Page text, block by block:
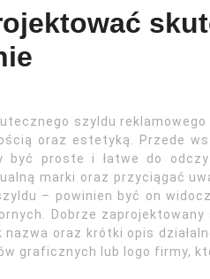
szyldu
oraz estetyką. Przede
być proste i łatwe do
marki oraz przyciągać
– powinien być on
Dobrze
oraz krótki opis
graficznych lub logo firmy,